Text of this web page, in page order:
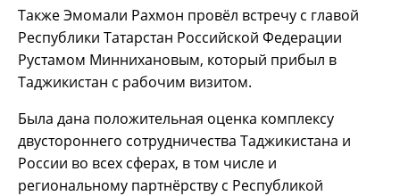
Также Эмомали Рахмон провёл встречу с главой
Республики Татарстан Российской Федерации
Рустамом Миннихановым, который прибыл в
Таджикистан с рабочим визитом.
Была дана положительная оценка комплексу
двустороннего сотрудничества Таджикистана и
России во всех сферах, в том числе и
региональному партнёрству с Республикой